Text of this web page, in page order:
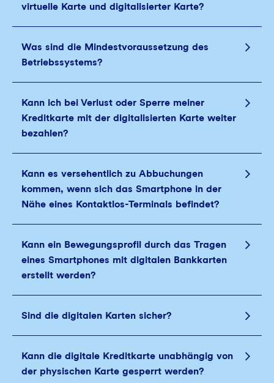
virtuelle Karte und digitalisierter Karte?
Was sind die Mindestvoraussetzung des
Betriebssystems?
Kann ich bei Verlust oder Sperre meiner
Kreditkarte mit der digitalisierten Karte weiter
bezahlen?
Kann es versehentlich zu Abbuchungen
kommen, wenn sich das Smartphone in der
Nähe eines Kontaktlos-Terminals befindet?
Kann ein Bewegungsprofil durch das Tragen
eines Smartphones mit digitalen Bankkarten
erstellt werden?
Sind die digitalen Karten sicher?
Kann die digitale Kreditkarte unabhängig von
der physischen Karte gesperrt werden?